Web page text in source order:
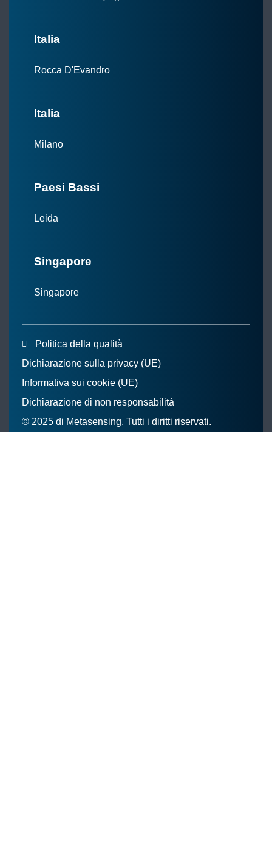
Italia
Rocca D'Evandro
Italia
Milano
Paesi Bassi
Leida
Singapore
Singapore
Politica della qualità
Dichiarazione sulla privacy (UE)
Informativa sui cookie (UE)
Dichiarazione di non responsabilità
© 2025 di Metasensing. Tutti i diritti riservati.